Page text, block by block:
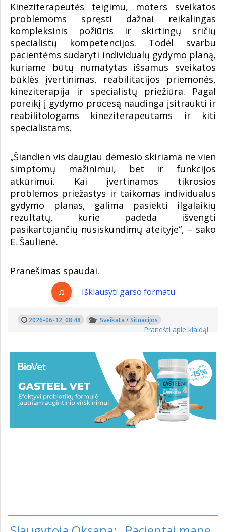
Kineziterapeutės teigimu, moters sveikatos
problemoms spręsti dažnai reikalingas
kompleksinis požiūris ir skirtingų sričių
specialistų kompetencijos. Todėl svarbu
pacientėms sudaryti individualų gydymo planą,
kuriame būtų numatytas išsamus sveikatos
būklės įvertinimas, reabilitacijos priemonės,
kineziterapija ir specialistų priežiūra. Pagal
poreikį į gydymo procesą naudinga įsitraukti ir
reabilitologams kineziterapeutams ir kiti
specialistams.
„Šiandien vis daugiau dėmesio skiriama ne vien
simptomų mažinimui, bet ir funkcijos
atkūrimui. Kai įvertinamos tikrosios
problemos priežastys ir taikomas individualus
gydymo planas, galima pasiekti ilgalaikių
rezultatų, kurie padeda išvengti
pasikartojančių nusiskundimų ateityje“, – sako
E. Šaulienė.
Pranešimas spaudai.
Išklausyti garso formatu
2026-06-12, 08:48 Sveikata /Situacijos
Pranešti apie klaidą!